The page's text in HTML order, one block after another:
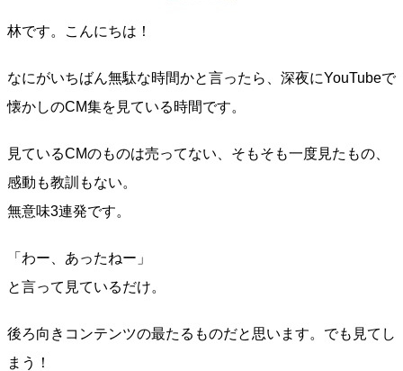
林です。こんにちは！
なにがいちばん無駄な時間かと言ったら、深夜にYouTubeで
懐かしのCM集を見ている時間です。
見ているCMのものは売ってない、そもそも一度見たもの、
感動も教訓もない。
無意味3連発です。
「わー、あったねー」
と言って見ているだけ。
後ろ向きコンテンツの最たるものだと思います。でも見てし
まう！